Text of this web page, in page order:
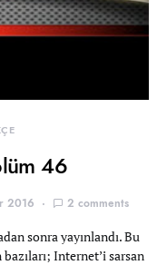
46
2016 2 comments
sonra yayınlandı. Bu
Internet’i sarsan